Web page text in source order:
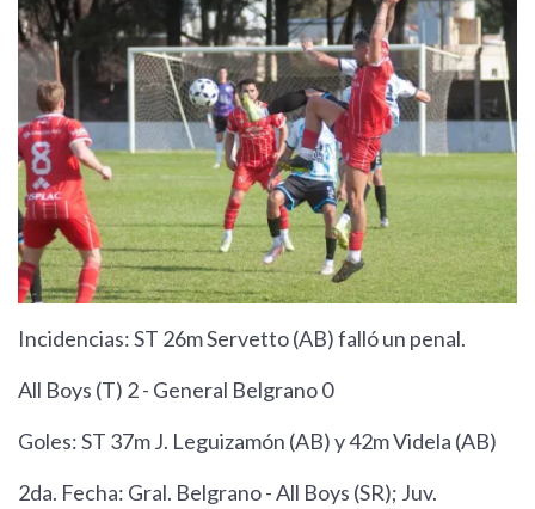
Incidencias: ST 26m Servetto (AB) falló un penal.
All Boys (T) 2 - General Belgrano 0
Goles: ST 37m J. Leguizamón (AB) y 42m Videla (AB)
2da. Fecha: Gral. Belgrano - All Boys (SR); Juv.